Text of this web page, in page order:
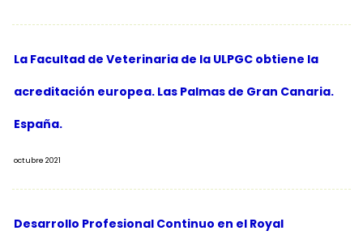
La Facultad de Veterinaria de la ULPGC obtiene la
acreditación europea. Las Palmas de Gran Canaria.
España.
octubre 2021
Desarrollo Profesional Continuo en el Royal